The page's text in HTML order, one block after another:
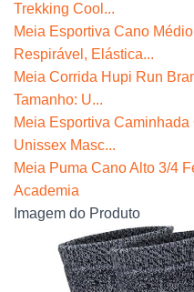
Trekking Cool...
Meia Esportiva Cano
Respirável, Elástica...
Meia Corrida Hupi Run
Tamanho: U...
Meia Esportiva
Unissex Masc...
Meia Puma Cano Alto 3/4
Academia
Imagem do Produto